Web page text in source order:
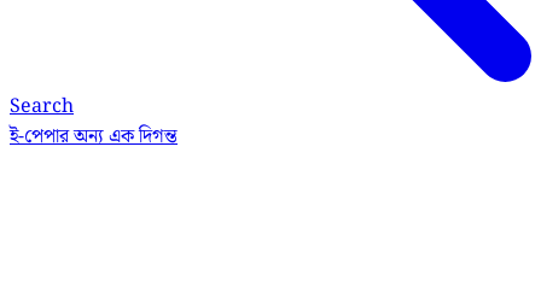
Search
ই-পেপারঅন্য এক দিগন্ত